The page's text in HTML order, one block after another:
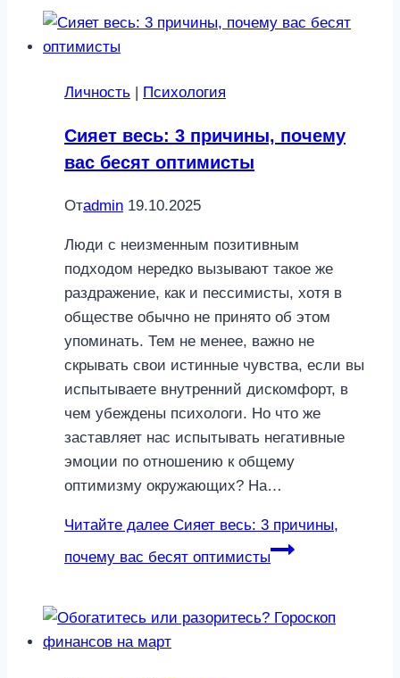
Личность Психология
Сияет весь: 3 причины, почему
вас бесят оптимисты
Отadmin 19.10.2025
Люди с неизменным позитивным
подходом нередко вызывают такое же
раздражение, как и пессимисты, хотя в
обществе обычно не принято об этом
упоминать. Тем не менее, важно не
скрывать свои истинные чувства, если вы
испытываете внутренний дискомфорт, в
чем убеждены психологи. Но что же
заставляет нас испытывать негативные
эмоции по отношению к общему
оптимизму окружающих? На…
Читайте далее Сияет весь: 3 причины,
почему вас бесят оптимисты